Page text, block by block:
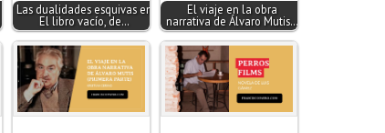
Las dualidades esquivas en
El libro vacío, de…
El viaje en la obra
narrativa de Álvaro Mutis…